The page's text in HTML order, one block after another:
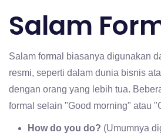
Salam
Salam formal biasanya digunakan
resmi, seperti dalam dunia bisnis
dengan orang yang lebih tua.
formal selain "Good morning" atau
How do you do? (Umumnya